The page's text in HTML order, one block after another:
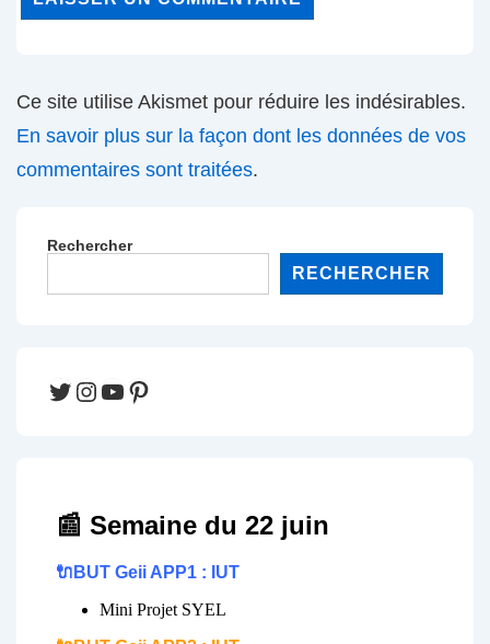
Ce site utilise Akismet pour réduire les indésirables.
En savoir plus sur la façon dont les données de vos
commentaires sont traitées.
Rechercher
RECHERCHER
Twitter
Instagram
YouTube
Pinterest